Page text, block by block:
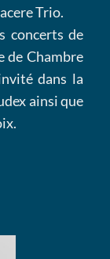
Trio.
concerts de
de Chambre
dans la
ainsi que